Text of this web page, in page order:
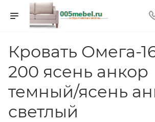
Кровать Омега-
200 ясень анкор
темный/ясень
светлый